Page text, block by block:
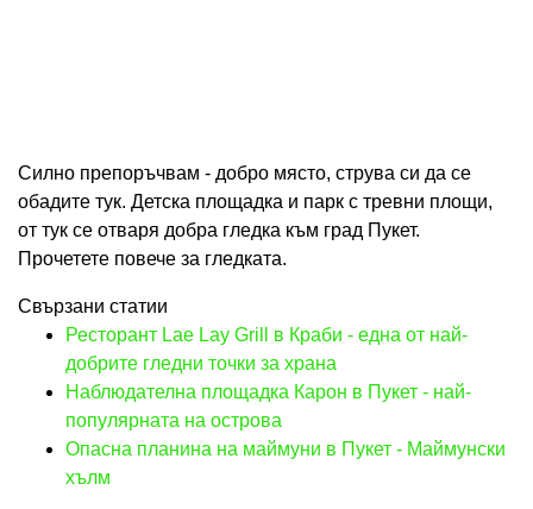
Силно препоръчвам - добро място, струва си да се
обадите тук. Детска площадка и парк с тревни площи,
от тук се отваря добра гледка към град Пукет.
Прочетете повече за гледката.
Свързани статии
Ресторант Lae Lay Grill в Краби - една от най-
добрите гледни точки за храна
Наблюдателна площадка Карон в Пукет - най-
популярната на острова
Опасна планина на маймуни в Пукет - Маймунски
хълм